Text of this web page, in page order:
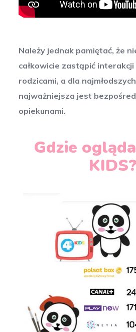
Należy jednak pamiętać, że
całkowicie zastąpić
rodzicami, a dla
najważniejsza jest
opiekunami.
Gdzie
KIDS?​